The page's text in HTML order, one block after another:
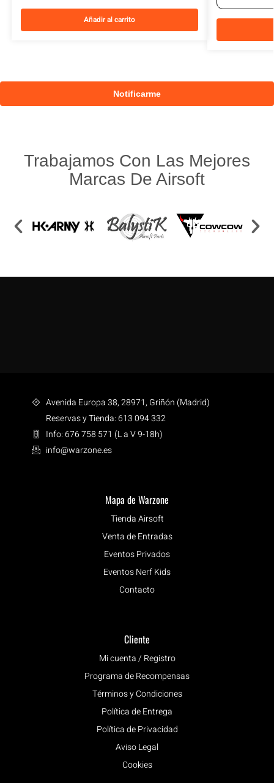
Añadir al carrito
Trabajamos Con Las Mejores
Marcas De Airsoft
Avenida Europa 38, 28971, Griñón (Madrid)
Reservas y Tienda: 613 094 332
Info: 676 758 571 (L a V 9-18h)
info@warzone.es
Mapa de Warzone
Tienda Airsoft
Venta de Entradas
Eventos Privados
Eventos Nerf Kids
Contacto
Cliente
Mi cuenta / Registro
Programa de Recompensas
Términos y Condiciones
Política de Entrega
Política de Privacidad
Aviso Legal
Cookies